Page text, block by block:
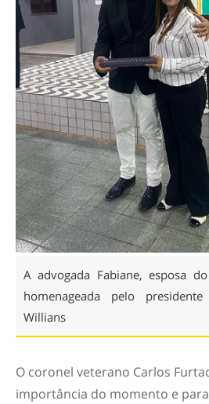
A advogada Fabiane, esposa
homenageada pelo
Willians
O coronel veterano Carlos
importância do momento e